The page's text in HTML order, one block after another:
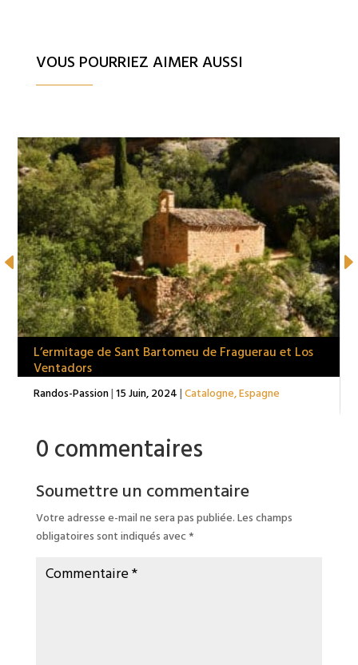
VOUS POURRIEZ AIMER AUSSI
L’ermitage de Sant Bartomeu de Fraguerau et Los
Ventadors
Randos-Passion| 15 Juin, 2024 | Catalogne,Espagne
0 commentaires
Soumettre un commentaire
Votre adresse e-mail ne sera pas publiée. Les champs
obligatoires sont indiqués avec *